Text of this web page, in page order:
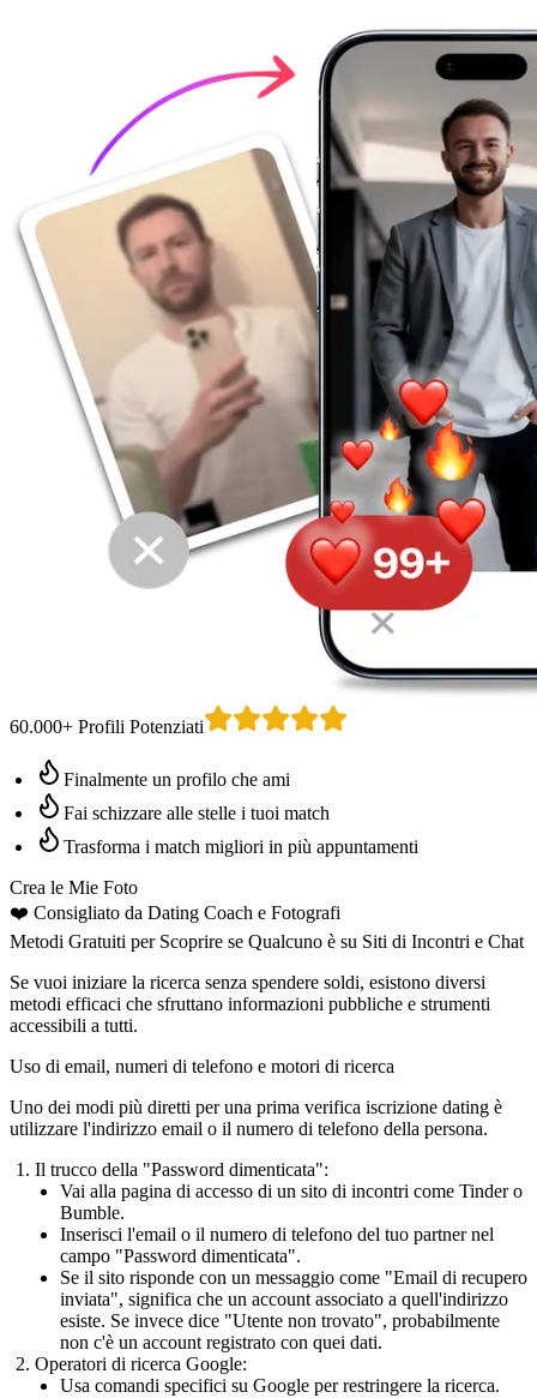
60.000+ Profili Potenziati
Finalmente un profilo che ami
Fai schizzare alle stelle i tuoi match
Trasforma i match migliori in più appuntamenti
Crea le Mie Foto
❤️ Consigliato da Dating Coach e Fotografi
Metodi Gratuiti per Scoprire se Qualcuno è su Siti di Incontri e Chat
Se vuoi iniziare la ricerca senza spendere soldi, esistono diversi
metodi efficaci che sfruttano informazioni pubbliche e strumenti
accessibili a tutti.
Uso di email, numeri di telefono e motori di ricerca
Uno dei modi più diretti per una prima verifica iscrizione dating è
utilizzare l'indirizzo email o il numero di telefono della persona.
Il trucco della "Password dimenticata":
Vai alla pagina di accesso di un sito di incontri come Tinder o
Bumble.
Inserisci l'email o il numero di telefono del tuo partner nel
campo "Password dimenticata".
Se il sito risponde con un messaggio come "Email di recupero
inviata", significa che un account associato a quell'indirizzo
esiste. Se invece dice "Utente non trovato", probabilmente
non c'è un account registrato con quei dati.
Operatori di ricerca Google:
Usa comandi specifici su Google per restringere la ricerca.